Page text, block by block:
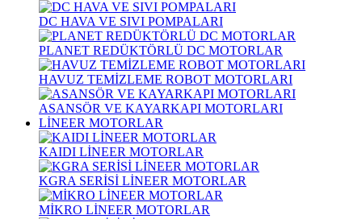
DC HAVA VE SIVI POMPALARI
PLANET REDÜKTÖRLÜ DC MOTORLAR
HAVUZ TEMİZLEME ROBOT MOTORLARI
ASANSÖR VE KAYARKAPI MOTORLARI
LİNEER MOTORLAR
KAIDI LİNEER MOTORLAR
KGRA SERİSİ LİNEER MOTORLAR
MİKRO LİNEER MOTORLAR